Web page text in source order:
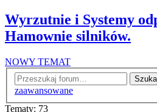
Wyrzutnie i Systemy
Hamownie silników.
NOWY TEMAT
zaawansowane
Tematy: 73